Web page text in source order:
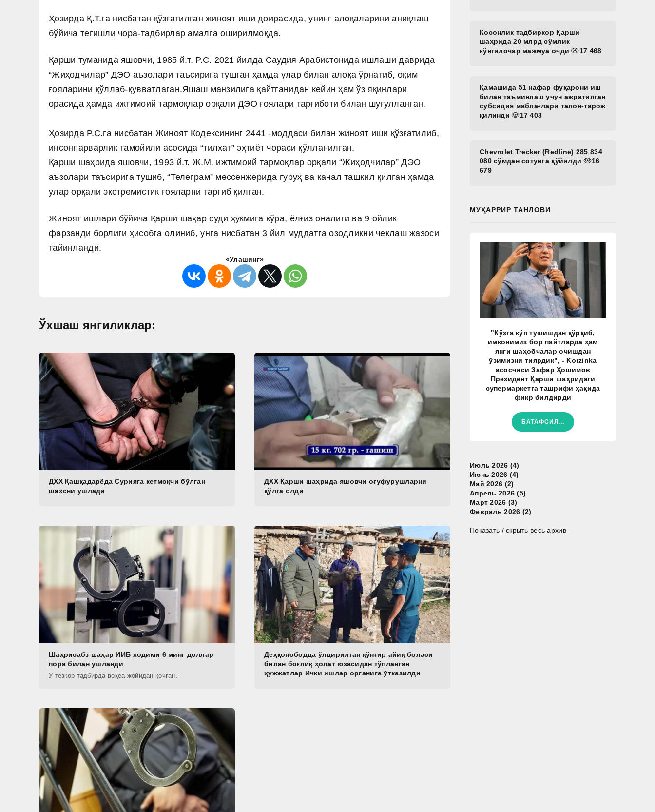
Ҳозирда Қ.Т.га нисбатан қўзғатилган жиноят иши доирасида, унинг алоқаларини аниқлаш
бўйича тегишли чора-тадбирлар амалга оширилмоқда.
Қарши туманида яшовчи, 1985 й.т. Р.С. 2021 йилда Саудия Арабистонида ишлаши даврида
“Жиҳодчилар” ДЭО аъзолари таъсирига тушган ҳамда улар билан алоқа ўрнатиб, оқим
ғояларини қўллаб-қувватлаган.Яшаш манзилига қайтганидан кейин ҳам ўз яқинлари
орасида ҳамда ижтимоий тармоқлар орқали ДЭО ғоялари тарғиботи билан шуғулланган.
Ҳозирда Р.С.га нисбатан Жиноят Кодексининг 2441 -моддаси билан жиноят иши қўзғатилиб,
инсонпарварлик тамойили асосида “тилхат” эҳтиёт чораси қўлланилган.
Қарши шаҳрида яшовчи, 1993 й.т. Ж.М. ижтимоий тармоқлар орқали “Жиҳодчилар” ДЭО
аъзолари таъсирига тушиб, “Телеграм” мессенжерида гуруҳ ва канал ташкил қилган ҳамда
улар орқали экстремистик ғояларни тарғиб қилган.
Жиноят ишлари бўйича Қарши шаҳар суди ҳукмига кўра, ёлғиз оналиги ва 9 ойлик
фарзанди борлиги ҳисобга олиниб, унга нисбатан 3 йил муддатга озодликни чеклаш жазоси
тайинланди.
«Улашинг»
Ўхшаш янгиликлар:
ДХХ Қашқадарёда Сурияга кетмоқчи бўлган
шахсни ушлади
ДХХ Қарши шаҳрида яшовчи оғуфурушларни
қўлга олди
Шаҳрисабз шаҳар ИИБ ходими 6 минг доллар
пора билан ушланди
У тезкор тадбирда воқеа жойидан қочган.
Деҳқонободда ўлдирилган қўнғир айиқ боласи
билан боғлиқ ҳолат юзасидан тўпланган
ҳужжатлар Ички ишлар органига ўтказилди
Косонлик тадбиркор Қарши
шаҳрида 20 млрд сўмлик
кўнгилочар мажмуа очди
17 468
Қамашида 51 нафар фуқарони иш
билан таъминлаш учун ажратилган
субсидия маблағлари талон-тарож
қилинди
17 403
Chevrolet Trecker (Redline) 285 834
080 сўмдан сотувга қўйилди
16
679
МУҲАРРИР ТАНЛОВИ
"Кўзга кўп тушишдан қўрқиб,
имконимиз бор пайтларда ҳам
янги шаҳобчалар очишдан
ўзимизни тиярдик", - Korzinka
асосчиси Зафар Ҳошимов
Президент Қарши шаҳридаги
супермаркетга ташрифи ҳақида
фикр билдирди
БАТАФСИЛ...
Июль 2026 (4)
Июнь 2026 (4)
Май 2026 (2)
Апрель 2026 (5)
Март 2026 (3)
Февраль 2026 (2)
Показать / скрыть весь архив